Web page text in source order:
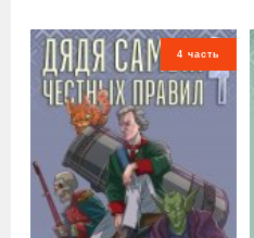
4 часть